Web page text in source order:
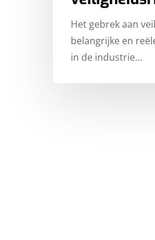
Het gebrek aan
belangrijke en
in de industrie…